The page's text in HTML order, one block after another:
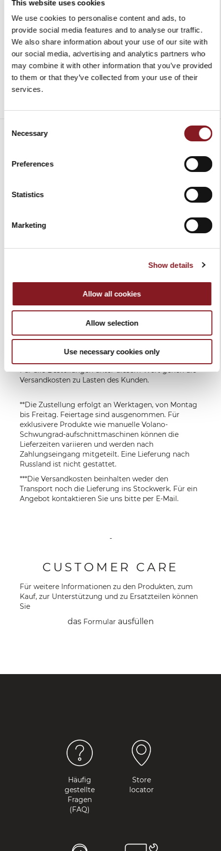
This website uses cookies
We use cookies to personalise content and ads, to
provide social media features and to analyse our traffic.
We also share information about your use of our site with
our social media, advertising and analytics partners who
may combine it with other information that you’ve provided
to them or that they’ve collected from your use of their
services.
Selection
Necessary
Preferences
Statistics
Marketing
Show details
Allow all cookies
Allow selection
Use necessary cookies only
BERKEL VAKUUM
499,00 €
In den Warenkorb
VERSANDKOSTEN
Europa
Lieferung in 6 -
10 Werktagen
Zahlungseingang
EU
Schwungrad-aufschnittmaschinen können die
Lieferzeiten variieren und werden nach
Wir senden Ihnen eine E-Mail, wenn Ihre Artikel
versendet werden.
*Der Versand ist für Bestellungen mit einem Wert
Für alle Bestellungen unter diesem Wert gehen die
Versandkosten zu Lasten des Kunden.
**Die Zustellung erfolgt an Werktagen, von Montag
bis Freitag. Feiertage sind ausgenommen. Für
exklusivere Produkte wie manuelle Volano-
Schwungrad-aufschnittmaschinen können die
Lieferzeiten variieren und werden nach
Zahlungseingang mitgeteilt. Eine Lieferung nach
Russland ist nicht gestattet.
***Die Versandkosten beinhalten weder den
Transport noch die Lieferung ins Stockwerk. Für ein
Angebot kontaktieren Sie uns bitte per E-Mail .
-
CUSTOMER CARE
Für weitere Informationen zu den Produkten, zum
Kauf, zur Unterstützung und zu Ersatzteilen können
Sie
das Formular ausfüllen
Häufig
gestellte
Fragen
(FAQ)
Store
locator